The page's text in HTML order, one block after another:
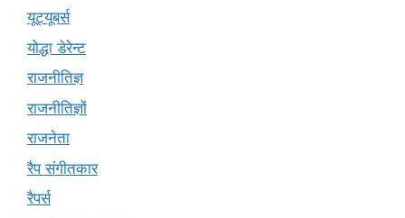
यूट्यूबर्स
योद्धा डेरेन्ट
राजनीतिज्ञ
राजनीतिज्ञों
राजनेता
रैप संगीतकार
रैपर्स